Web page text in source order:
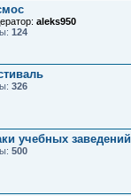
aleks950
124
326
учебных заведений
500